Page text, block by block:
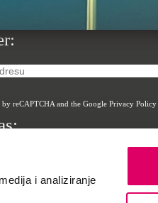
i analiziranje
by reCAPTCHA and the GooglePrivacy Policy